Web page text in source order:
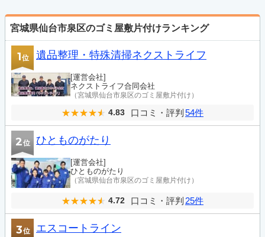
宮城県仙台市泉区のゴミ屋敷片付けランキング
1位 遺品整理・特殊清掃ネクストライフ
[運営会社]
ネクストライフ合同会社
（宮城県仙台市泉区のゴミ屋敷片付け）
4.83 口コミ・評判 54件
2位 ひとものがたり
[運営会社]
ひとものがたり
（宮城県仙台市泉区のゴミ屋敷片付け）
4.72 口コミ・評判 25件
3位 エスコートライン